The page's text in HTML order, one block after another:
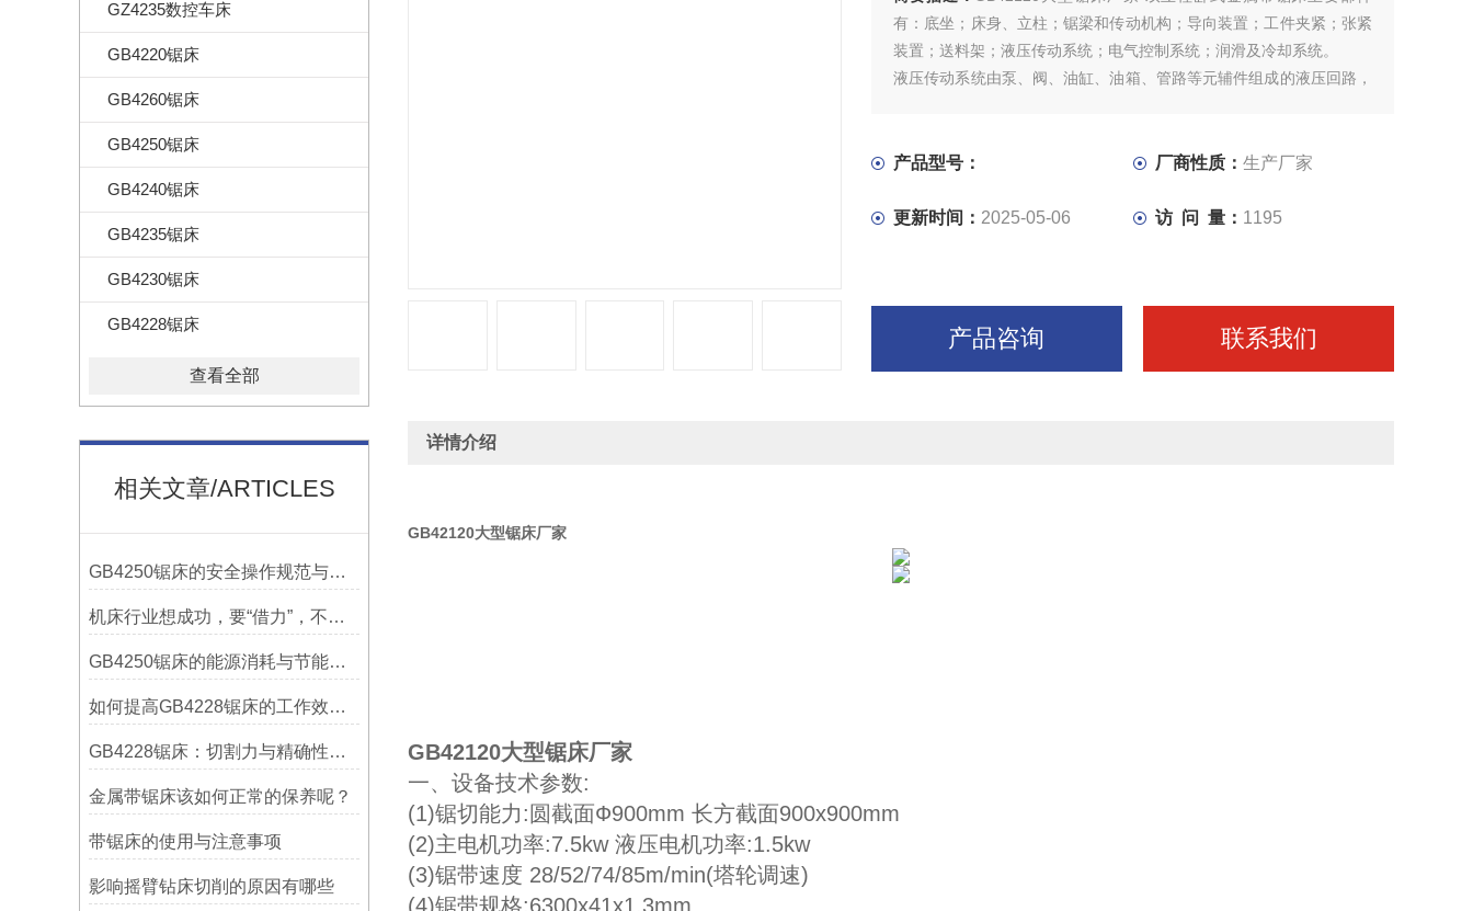
GZ4235数控车床
GB4220锯床
GB4260锯床
GB4250锯床
GB4240锯床
GB4235锯床
GB4230锯床
GB4228锯床
查看全部
相关文章/ARTICLES
GB4250锯床的安全操作规范与注意事项
机床行业想成功，要“借力”，不要“尽力”！
GB4250锯床的能源消耗与节能措施
如何提高GB4228锯床的工作效率？
GB4228锯床：切割力与精确性的结合
金属带锯床该如何正常的保养呢？
带锯床的使用与注意事项
影响摇臂钻床切削的原因有哪些
有：底坐；床身、立柱；锯梁和传动机构；导向装置；工件夹紧；张紧
装置；送料架；液压传动系统；电气控制系统；润滑及冷却系统。
液压传动系统由泵、阀、油缸、油箱、管路等元辅件组成的液压回路，
产品型号： 厂商性质： 生产厂家
更新时间： 2025-05-06 访 问 量： 1195
产品咨询 联系我们
详情介绍
GB42120大型锯床厂家
GB42120大型锯床厂家
一、设备技术参数:
(1)锯切能力:圆截面Ф900mm 长方截面900x900mm
(2)主电机功率:7.5kw 液压电机功率:1.5kw
(3)锯带速度 28/52/74/85m/min(塔轮调速)
(4)锯带规格:6300x41x1.3mm